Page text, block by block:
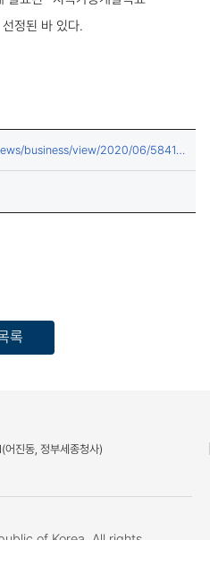
정된 바 있다.
business/view/2020/06/58418
록
진동, 정부세종청사)
of Korea. All rights